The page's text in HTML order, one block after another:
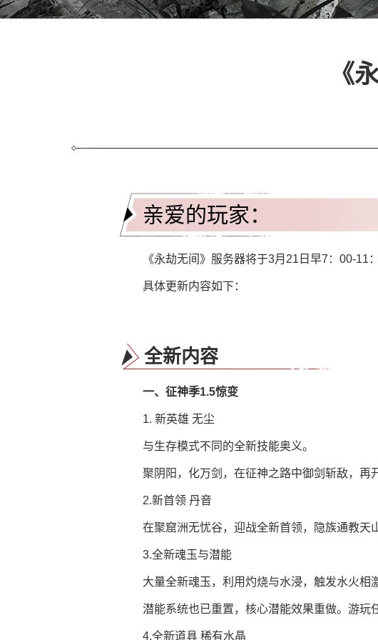
《
亲爱的玩家：
《永劫无间》服务器将于3月21日早7：00-11
具体更新内容如下：
全新内容
一、征神季1.5惊变
1. 新英雄 无尘
与生存模式不同的全新技能奥义。
聚阴阳，化万剑，在征神之路中御剑斩敌，再
2.新首领 丹音
在聚窟洲无忧谷，迎战全新首领，隐族通教天
3.全新魂玉与潜能
大量全新魂玉，利用灼烧与水浸，触发水火相
潜能系统也已重置，核心潜能效果重做。游玩
4.全新道具 稀有水晶